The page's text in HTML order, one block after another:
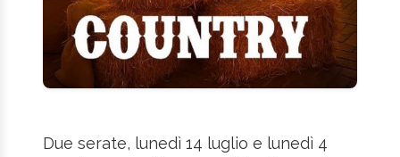
Due serate, lunedì 14 luglio e lunedì 4